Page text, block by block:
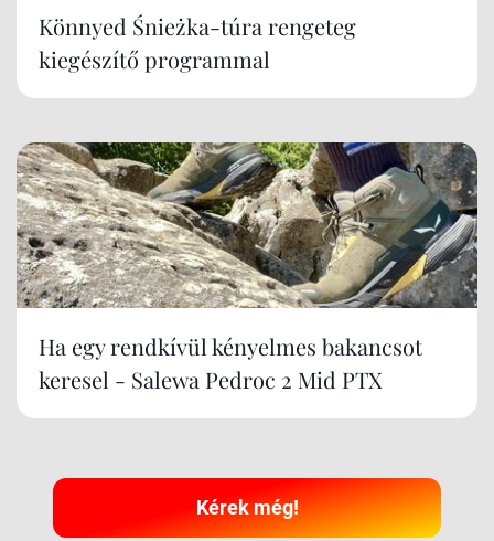
Könnyed Śnieżka-túra rengeteg
kiegészítő programmal
Ha egy rendkívül kényelmes bakancsot
keresel - Salewa Pedroc 2 Mid PTX
Kérek még!